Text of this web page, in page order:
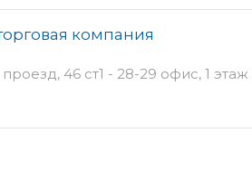
компания
46 ст1 - 28-29 офис, 1 этаж